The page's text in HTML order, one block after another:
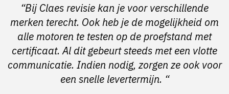
“Bij Claes revisie kan je voor verschillende
merken terecht. Ook heb je de mogelijkheid om
alle motoren te testen op de proefstand met
certificaat. Al dit gebeurt steeds met een vlotte
communicatie. Indien nodig, zorgen ze ook voor
een snelle levertermijn. “